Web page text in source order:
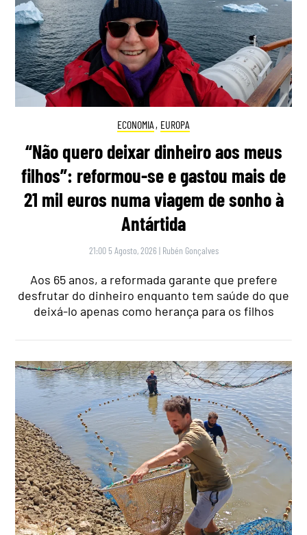
ECONOMIA , EUROPA
“Não quero deixar dinheiro aos meus
filhos”: reformou-se e gastou mais de
21 mil euros numa viagem de sonho à
Antártida
21:00 5 Agosto, 2026 | Rubén Gonçalves
Aos 65 anos, a reformada garante que prefere
desfrutar do dinheiro enquanto tem saúde do que
deixá-lo apenas como herança para os filhos